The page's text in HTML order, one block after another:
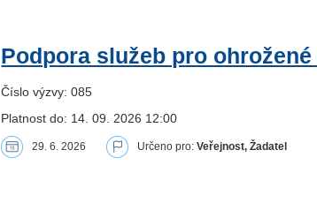
Podpora služeb pro
Číslo výzvy: 085
Platnost do: 14. 09. 2026 12:00
29. 6. 2026 Určeno pro:Veřejnost, Žadatel